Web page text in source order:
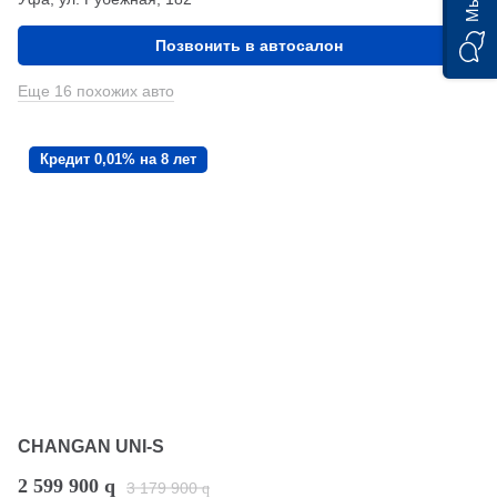
Позвонить в автосалон
Еще 16 похожих авто
Кредит 0,01% на 8 лет
CHANGAN UNI-S
2 599 900 q 3 179 900 q